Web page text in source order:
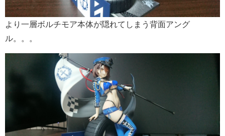
より一層ボルチモア本体が隠れてしまう背面アング
ル。。。